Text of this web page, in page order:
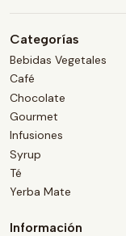
Categorías
Bebidas Vegetales
Café
Chocolate
Gourmet
Infusiones
Syrup
Té
Yerba Mate
Información